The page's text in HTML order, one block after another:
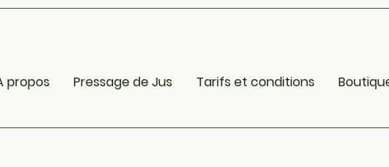
propos Pressage de Jus Tarifs et conditions